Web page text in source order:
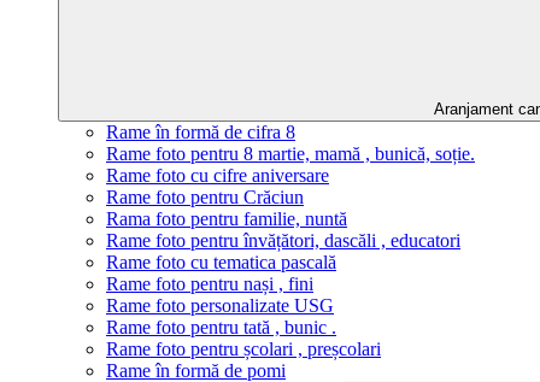
Aranjament
Rame în formă de cifra 8
Rame foto pentru 8 martie, mamă , bunică, soție.
Rame foto cu cifre aniversare
Rame foto pentru Crăciun
Rama foto pentru familie, nuntă
Rame foto pentru învățători, dascăli , educatori
Rame foto cu tematica pascală
Rame foto pentru nași , fini
Rame foto personalizate USG
Rame foto pentru tată , bunic .
Rame foto pentru școlari , preșcolari
Rame în formă de pomi